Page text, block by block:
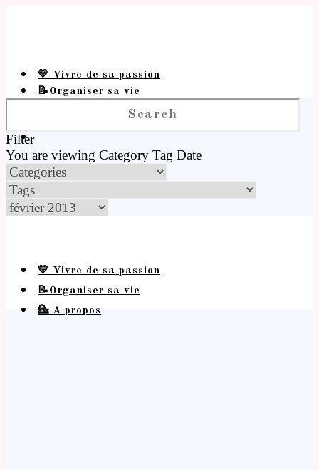
💛 Vivre de sa passion
📝Organiser sa vie
Filter
You are viewing Category Tag Date
💛 Vivre de sa passion
📝Organiser sa vie
💁 A propos